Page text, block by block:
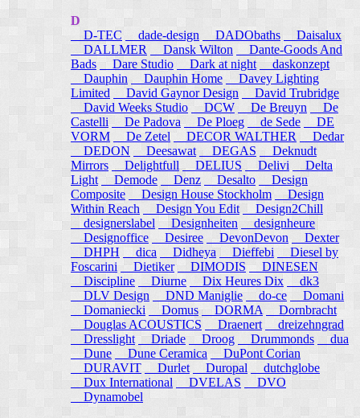
D
D-TEC
dade-design DADObaths
Daisalux
DALLMER
Dansk Wilton
Dante-Goods And
Bads
Dare Studio Dark at night
daskonzept
Dauphin
Dauphin Home
Davey Lighting
Limited
David Gaynor Design
David Trubridge
David Weeks Studio
DCW De Breuyn
De
Castelli
De Padova De Ploeg de Sede
DE
VORM
De Zetel DECOR WALTHER
Dedar
DEDON
Deesawat DEGAS
Deknudt
Mirrors
Delightfull DELIUS Delivi
Delta
Light
Demode Denz Desalto
Design
Composite
Design House Stockholm
Design
Within Reach
Design You Edit
Design2Chill
designerslabel
Designheiten
designheure
Designoffice
Desiree DevonDevon
Dexter
DHPH
dica Didheya Dieffebi
Diesel by
Foscarini
Dietiker DIMODIS
DINESEN
Discipline
Diurne Dix Heures Dix
dk3
DLV Design
DND Maniglie do-ce
Domani
Domaniecki
Domus DORMA
Dornbracht
Douglas ACOUSTICS
Draenert
dreizehngrad
Dresslight Driade Droog Drummonds
dua
Dune
Dune Ceramica
DuPont Corian
DURAVIT
Durlet Duropal
dutchglobe
Dux International
DVELAS
DVO
Dynamobel